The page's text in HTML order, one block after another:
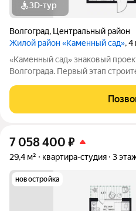
3D-тур
Волгоград, Центральный район
Жилой район «Каменный сад», 4
«Каменный сад» знаковый проект бизнес-класса в центре
Волгограда. Первый этап строительства
внутренний приватный двор,
этажей открываются панорамные
7 058 400 ₽
29,4 м² квартира-студия 3
новостройка